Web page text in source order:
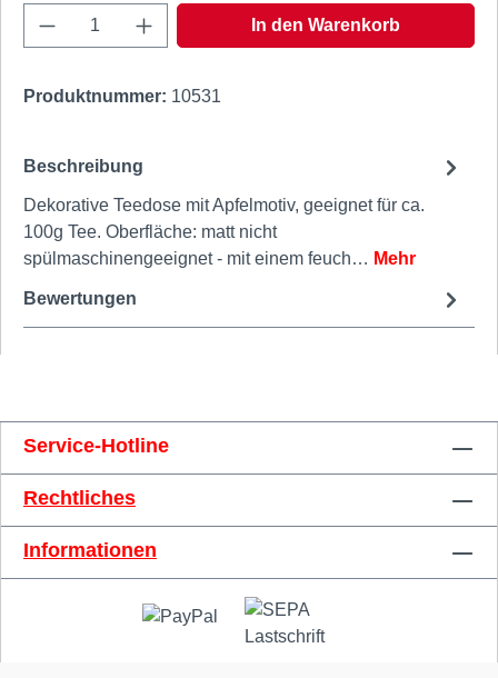
Produkt Anzahl: Gib den gewünschten
In den Warenkorb
Produktnummer: 10531
Beschreibung
Dekorative Teedose mit Apfelmotiv, geeignet für ca.
100g Tee. Oberfläche: matt nicht
spülmaschinengeeignet - mit einem feuch… Mehr
Bewertungen
Service-Hotline
Rechtliches
Informationen